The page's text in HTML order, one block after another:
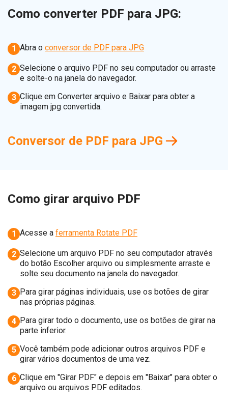
Como converter PDF para JPG:
1 Abra o conversor de PDF para JPG
2 Selecione o arquivo PDF no seu computador ou arraste
e solte-o na janela do navegador.
3 Clique em Converter arquivo e Baixar para obter a
imagem jpg convertida.
Conversor de PDF para JPG
Como girar arquivo PDF
1 Acesse a ferramenta Rotate PDF
2 Selecione um arquivo PDF no seu computador através
do botão Escolher arquivo ou simplesmente arraste e
solte seu documento na janela do navegador.
3 Para girar páginas individuais, use os botões de girar
nas próprias páginas.
4 Para girar todo o documento, use os botões de girar na
parte inferior.
5 Você também pode adicionar outros arquivos PDF e
girar vários documentos de uma vez.
6 Clique em "Girar PDF" e depois em "Baixar" para obter o
arquivo ou arquivos PDF editados.